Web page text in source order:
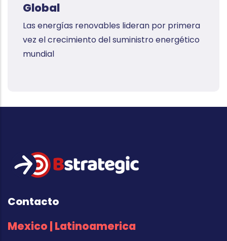
Global
Las energías renovables lideran por primera
vez el crecimiento del suministro energético
mundial
Contacto
Mexico | Latinoamerica